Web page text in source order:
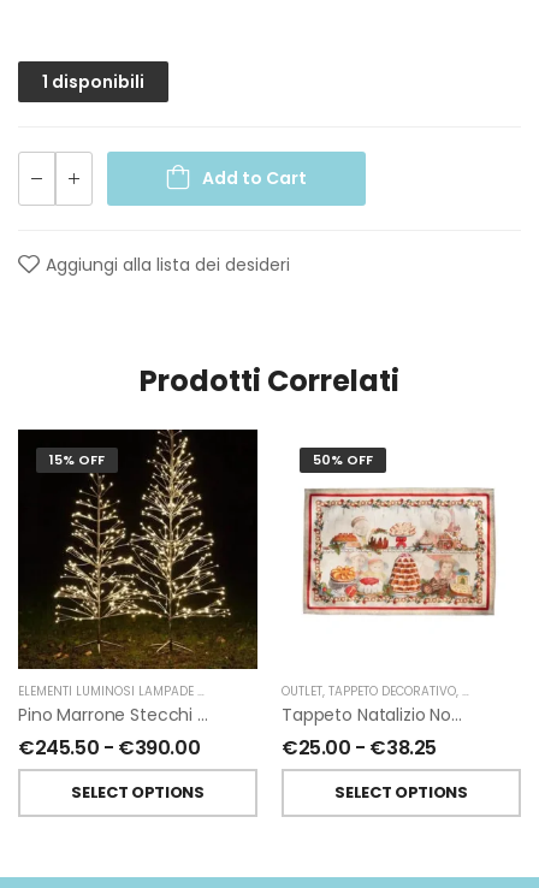
1 disponibili
Add to Cart
Aggiungi alla lista dei desideri
Prodotti Correlati
15% OFF
ELEMENTI LUMINOSI LAMPADE E LED ,FIORIRA' UN GIARDINO
Pino Marrone Stecchi Luminoso Interno-Esterno Di Fiorirà Un Giardino
€245.50 - €390.00
SELECT OPTIONS
50% OFF
OUTLET, TAPPETO DECORATIVO, NATALE
Tappeto Natalizio Noel Gourmand Di Tessitura Toscana Telerie
€25.00 - €38.25
SELECT OPTIONS